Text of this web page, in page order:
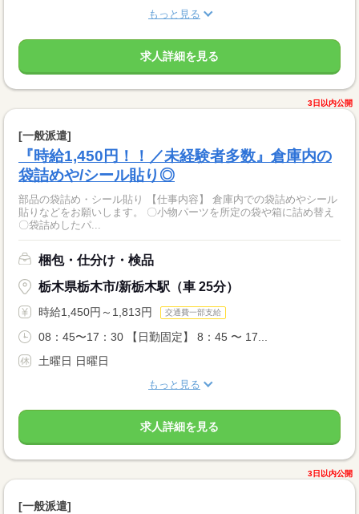
もっと見る
求人詳細を見る
3日以内公開
[一般派遣]
『時給1,450円！！／未経験者多数』倉庫内の
袋詰めや/シール貼り◎
部品の袋詰め・シール貼り 【仕事内容】 倉庫内での袋詰めやシール
貼りなどをお願いします。 〇小物パーツを所定の袋や箱に詰め替え
〇袋詰めしたパ...
梱包・仕分け・検品
栃木県栃木市/新栃木駅（車 25分）
時給1,450円～1,813円 交通費一部支給
08：45〜17：30 【日勤固定】 8：45 〜 17...
土曜日 日曜日
もっと見る
求人詳細を見る
3日以内公開
[一般派遣]